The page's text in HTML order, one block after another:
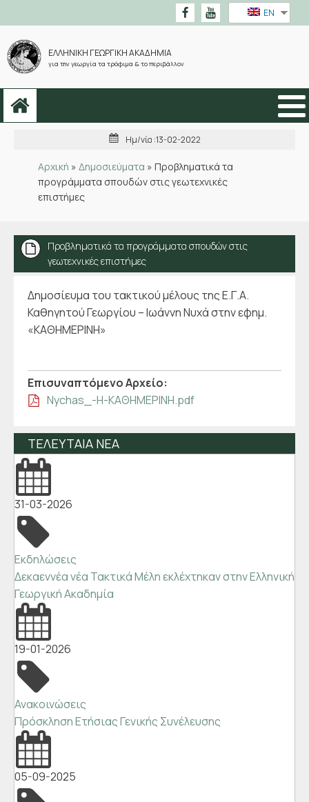
EN
ΕΛΛΗΝΙΚΗ ΓΕΩΡΓΙΚΗ ΑΚΑΔΗΜΙΑ
για την γεωργία τα τρόφιμα & το περιβάλλον
Ημ/νία :13-02-2022
Αρχική » Δημοσιεύματα » Προβληματικά τα
προγράμματα σπουδών στις γεωτεχνικές
επιστήμες
Προβληματικά τα προγράμματα σπουδών στις
γεωτεχνικές επιστήμες
Δημοσίευμα του τακτικού μέλους της Ε.Γ.Α.
Καθηγητού Γεωργίου – Ιωάννη Νυχά στην εφημ.
«ΚΑΘΗΜΕΡΙΝΗ»
Επισυναπτόμενo Αρχείo:
Νychas_-Η-ΚΑΘΗΜΕΡΙΝΗ.pdf
ΤΕΛΕΥΤΑΙΑ ΝΕΑ
31-03-2026
Εκδηλώσεις
Δεκαεννέα νέα Τακτικά Μέλη εκλέχτηκαν στην Ελληνική
Γεωργική Ακαδημία
19-01-2026
Ανακοινώσεις
Πρόσκληση Ετήσιας Γενικής Συνέλευσης
05-09-2025